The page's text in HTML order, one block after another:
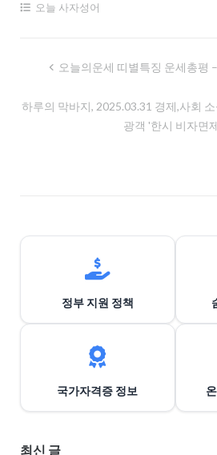
오늘 사자성어
비
오늘의운세 띠별특징 운세총평
하루의 막바지, 2025.03.31 경제,사회
광객 '한시 비자면
정부 지원 정책
국가자격증 정보
최신 글